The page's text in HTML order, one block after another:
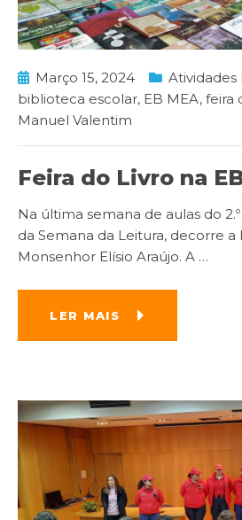
Março 15, 2024
Atividades
biblioteca escolar, EB MEA, feira
Manuel Valentim
Feira do Livro na
Na última semana de aulas do
da Semana da Leitura, decorre a
Monsenhor Elísio Araújo. A …
LER MAIS